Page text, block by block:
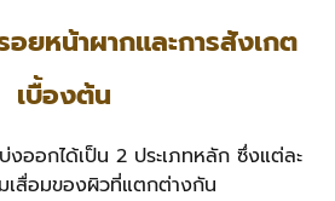
อยหน้าผากและการสังเกต
เบื้องต้น
งออกได้เป็น 2 ประเภทหลัก ซึ่งแต่ละ
เสื่อมของผิวที่แตกต่างกัน